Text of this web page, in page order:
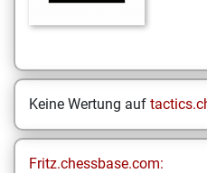
Keine Wertung auf
Fritz.chessbase.com: